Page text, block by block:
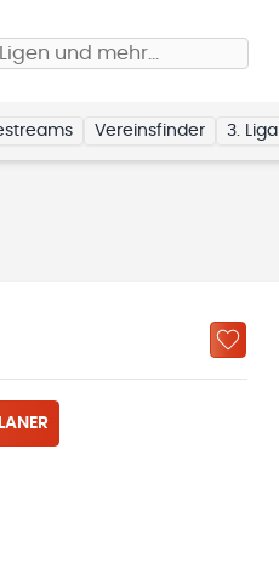
und mehr…
Vereinsfinder 3. Liga